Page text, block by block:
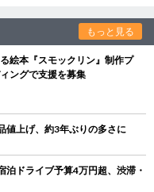
もっと見る
絵本『スモックリン』制作プ
ングで支援を募集
値上げ、約3年ぶりの多さに
ドライブ予算4万円超、渋滞・